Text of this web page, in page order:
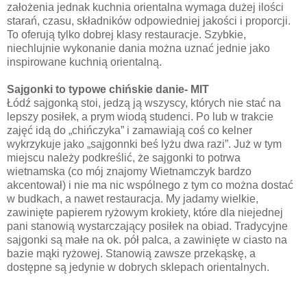
założenia jednak kuchnia orientalna wymaga dużej ilości
starań, czasu, składników odpowiedniej jakości i proporcji.
To oferują tylko dobrej klasy restauracje. Szybkie,
niechlujnie wykonanie dania można uznać jednie jako
inspirowane kuchnią orientalną.
Sajgonki to typowe chińskie danie- MIT
Łódź sajgonką stoi, jedzą ją wszyscy, których nie stać na
lepszy posiłek, a prym wiodą studenci. Po lub w trakcie
zajęć idą do „chińczyka” i zamawiają coś co kelner
wykrzykuje jako „sajgonnki beś lyżu dwa razi”. Już w tym
miejscu należy podkreślić, że sajgonki to potrwa
wietnamska (co mój znajomy Wietnamczyk bardzo
akcentował) i nie ma nic wspólnego z tym co można dostać
w budkach, a nawet restauracja. My jadamy wielkie,
zawinięte papierem ryżowym krokiety, które dla niejednej
pani stanowią wystarczający posiłek na obiad. Tradycyjne
sajgonki są małe na ok. pół palca, a zawinięte w ciasto na
bazie mąki ryżowej. Stanowią zawsze przekąskę, a
dostępne są jedynie w dobrych sklepach orientalnych.